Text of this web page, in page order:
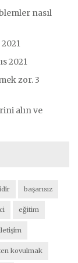
nasıl
2021
2021
zor.3
alın ve
başarısız
eğitim
kovulmak